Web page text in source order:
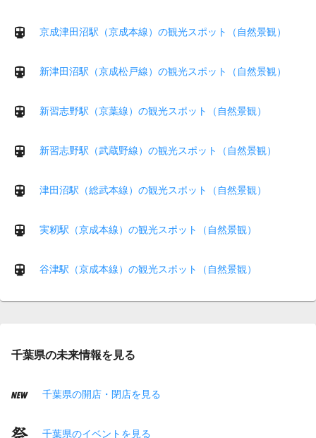
京成津田沼駅（京成本線）の観光スポット（自然景観）
新津田沼駅（京成松戸線）の観光スポット（自然景観）
新習志野駅（京葉線）の観光スポット（自然景観）
新習志野駅（武蔵野線）の観光スポット（自然景観）
津田沼駅（総武本線）の観光スポット（自然景観）
実籾駅（京成本線）の観光スポット（自然景観）
谷津駅（京成本線）の観光スポット（自然景観）
千葉県の未来情報を見る
千葉県の開店・閉店を見る
千葉県のイベントを見る